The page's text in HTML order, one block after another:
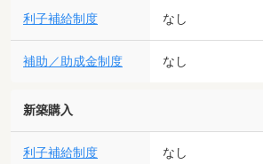
利子補給制度 なし
補助／助成金制度 なし
新築購入
利子補給制度 なし